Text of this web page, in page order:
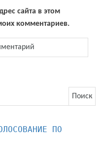
сайта в этом
комментариев.
ПО